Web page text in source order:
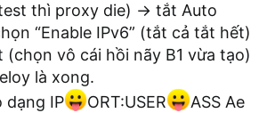
thì proxy die) → tắt Auto
“Enable IPv6” (tắt cả tắt hết)
vô cái hồi nãy B1 vừa tạo)
là xong.
dạng IP
ORT:USER
ASS Ae